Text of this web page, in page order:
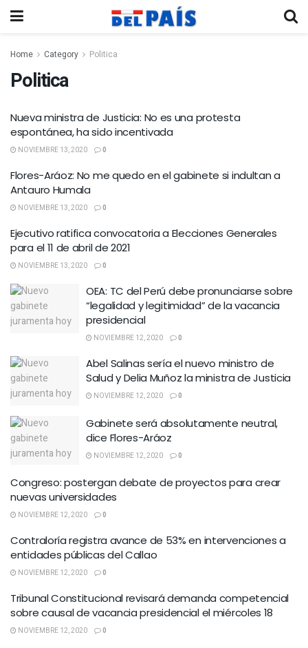
Home Category Politica
Politica
Nueva ministra de Justicia: No es una protesta
espontánea, ha sido incentivada
NOVIEMBRE 13, 2020 0
Flores-Aráoz: No me quedo en el gabinete si indultan a
Antauro Humala
NOVIEMBRE 13, 2020 0
Ejecutivo ratifica convocatoria a Elecciones Generales
para el 11 de abril de 2021
NOVIEMBRE 13, 2020 0
OEA: TC del Perú debe pronunciarse sobre
“legalidad y legitimidad” de la vacancia
presidencial
NOVIEMBRE 12, 2020 0
Abel Salinas sería el nuevo ministro de
Salud y Delia Muñoz la ministra de Justicia
NOVIEMBRE 12, 2020 0
Gabinete será absolutamente neutral,
dice Flores-Aráoz
NOVIEMBRE 12, 2020 0
Congreso: postergan debate de proyectos para crear
nuevas universidades
NOVIEMBRE 12, 2020 0
Contraloría registra avance de 53% en intervenciones a
entidades públicas del Callao
NOVIEMBRE 12, 2020 0
Tribunal Constitucional revisará demanda competencial
sobre causal de vacancia presidencial el miércoles 18
NOVIEMBRE 12, 2020 0